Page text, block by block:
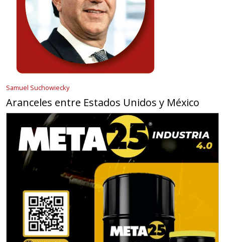
Samuel Suchowiecky
Aranceles entre Estados Unidos y México